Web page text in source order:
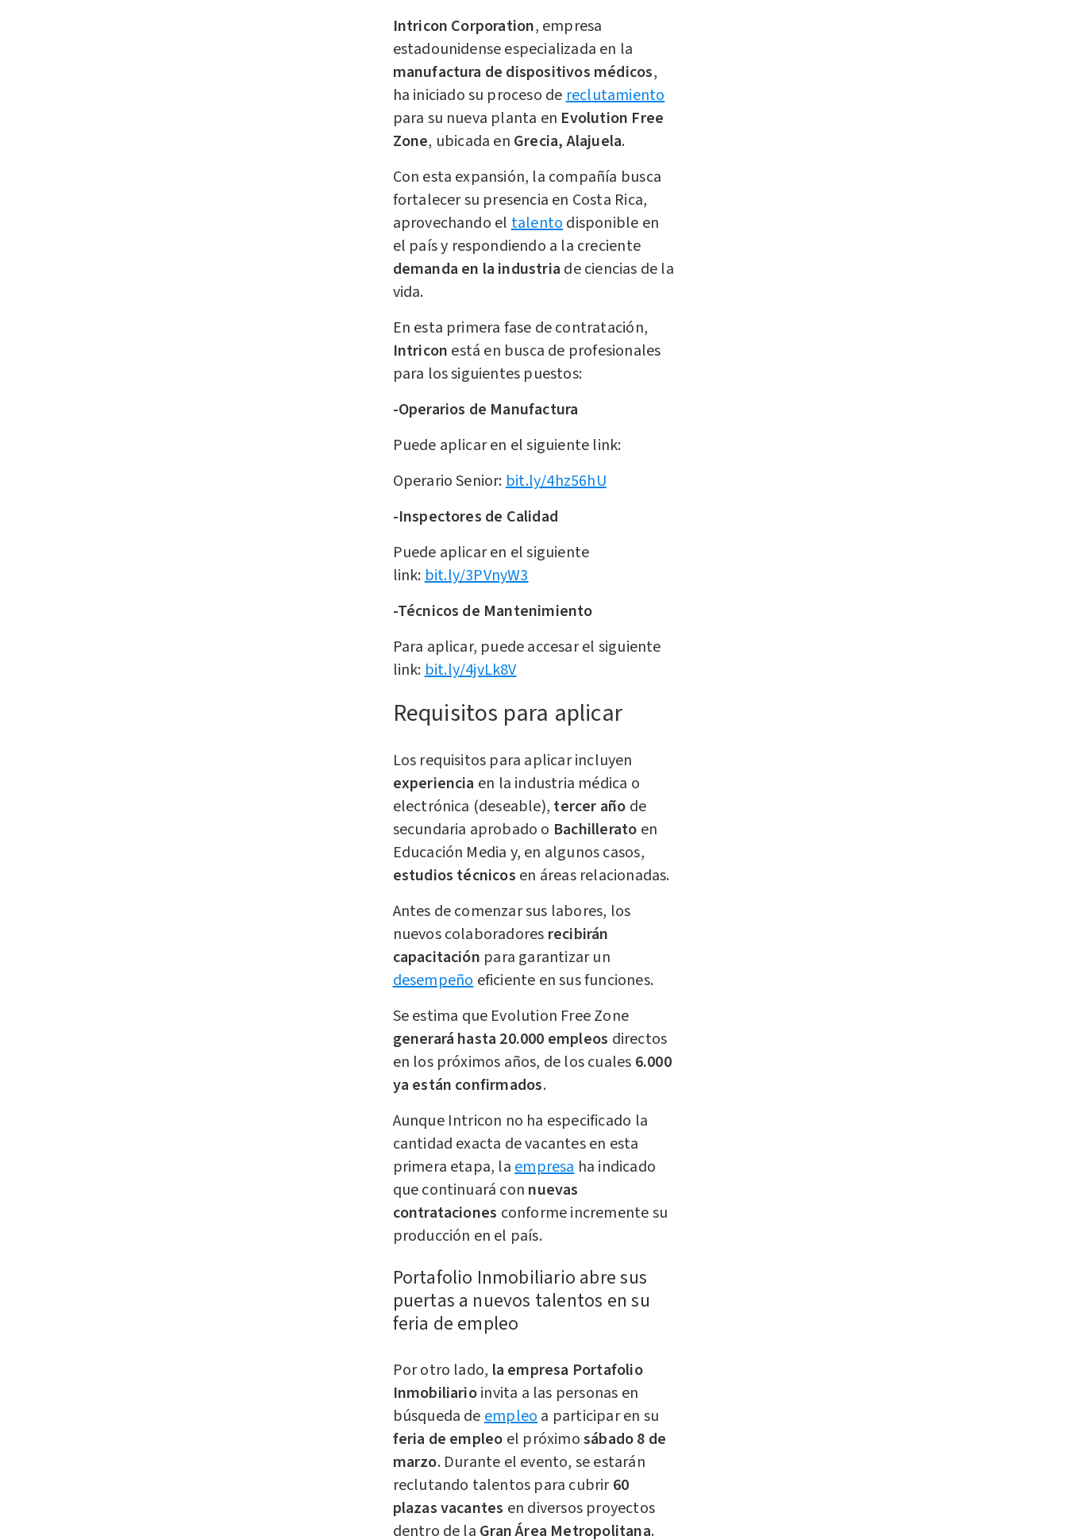
Intricon Corporation, empresa
estadounidense especializada en la
manufactura de dispositivos médicos,
ha iniciado su proceso dereclutamiento
para su nueva planta en Evolution Free
Zone, ubicada en Grecia, Alajuela.
Con esta expansión, la compañía busca
fortalecer su presencia en Costa Rica,
aprovechando eltalentodisponible en
el país y respondiendo a la creciente
demanda en la industria de ciencias de la
vida.
En esta primera fase de contratación,
Intricon está en busca de profesionales
para los siguientes puestos:
-Operarios de Manufactura
Puede aplicar en el siguiente link:
Operario Senior:bit.ly/4hz56hU
-Inspectores de Calidad
Puede aplicar en el siguiente
link:bit.ly/3PVnyW3
-Técnicos de Mantenimiento
Para aplicar, puede accesar el siguiente
link:bit.ly/4jvLk8V
Requisitos para aplicar
Los requisitos para aplicar incluyen
experiencia en la industria médica o
electrónica (deseable), tercer año de
secundaria aprobado o Bachillerato en
Educación Media y, en algunos casos,
estudios técnicos en áreas relacionadas.
Antes de comenzar sus labores, los
nuevos colaboradores recibirán
capacitación para garantizar un
desempeñoeficiente en sus funciones.
Se estima que Evolution Free Zone
generará hasta 20.000 empleos directos
en los próximos años, de los cuales 6.000
ya están confirmados.
Aunque Intricon no ha especificado la
cantidad exacta de vacantes en esta
primera etapa, laempresaha indicado
que continuará con nuevas
contrataciones conforme incremente su
producción en el país.
Portafolio Inmobiliario abre sus
puertas a nuevos talentos en su
feria de empleo
Por otro lado, la empresa Portafolio
Inmobiliarioinvita a las personas en
búsqueda deempleoa participar en su
feria de empleo el próximosábado 8 de
marzo. Durante el evento, se estarán
reclutando talentos para cubrir60
plazas vacantes en diversos proyectos
dentro de la Gran Área Metropolitana.